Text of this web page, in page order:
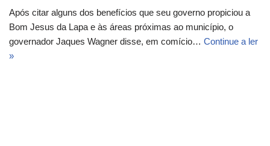
Após citar alguns dos benefícios que seu governo propiciou a
Bom Jesus da Lapa e às áreas próximas ao município, o
governador Jaques Wagner disse, em comício… Continue a ler
»